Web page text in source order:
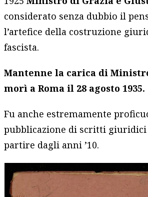
considerato senza dubbio il
l’artefice della costruzione
fascista.
Mantenne la carica di
morì a Roma il 28 agosto 1935.
Fu anche estremamente
pubblicazione di scritti
partire dagli anni ’10.